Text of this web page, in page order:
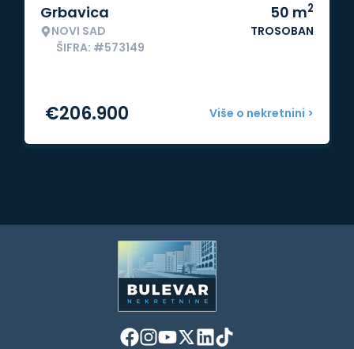
Grbavica
NOVI SAD
ŠIFRA: #573149
50 m2
TROSOBAN
Više o nekretnini >
€206.900